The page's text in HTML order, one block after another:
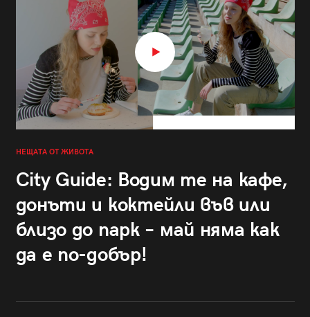
НЕЩАТА ОТ ЖИВОТА
City Guide: Водим те на кафе,
донъти и коктейли във или
близо до парк – май няма как
да е по-добър!